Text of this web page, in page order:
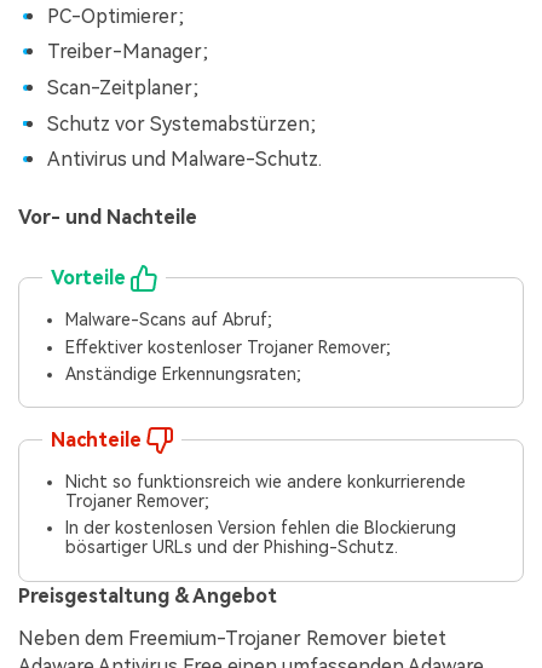
PC-Optimierer;
Treiber-Manager;
Scan-Zeitplaner;
Schutz vor Systemabstürzen;
Antivirus und Malware-Schutz.
Vor- und Nachteile
Vorteile
Malware-Scans auf Abruf;
Effektiver kostenloser Trojaner Remover;
Anständige Erkennungsraten;
Nachteile
Nicht so funktionsreich wie andere konkurrierende
Trojaner Remover;
In der kostenlosen Version fehlen die Blockierung
bösartiger URLs und der Phishing-Schutz.
Preisgestaltung & Angebot
Neben dem Freemium-Trojaner Remover bietet